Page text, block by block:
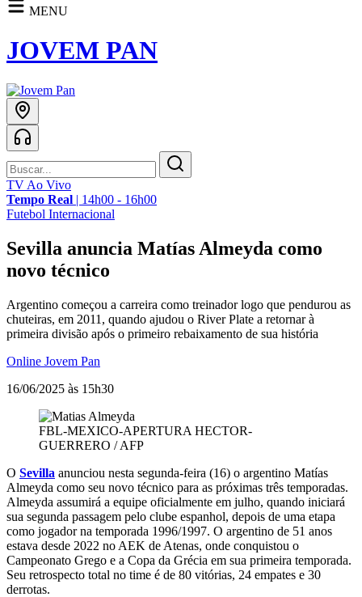
MENU
JOVEM PAN
TV Ao Vivo
Tempo Real | 14h00 - 16h00
Futebol Internacional
Sevilla anuncia Matías Almeyda como
novo técnico
Argentino começou a carreira como treinador logo que pendurou as
chuteiras, em 2011, quando ajudou o River Plate a retornar à
primeira divisão após o primeiro rebaixamento de sua história
Online Jovem Pan
16/06/2025 às 15h30
FBL-MEXICO-APERTURA HECTOR-
GUERRERO / AFP
O Sevilla anunciou nesta segunda-feira (16) o argentino Matías
Almeyda como seu novo técnico para as próximas três temporadas.
Almeyda assumirá a equipe oficialmente em julho, quando iniciará
sua segunda passagem pelo clube espanhol, depois de uma etapa
como jogador na temporada 1996/1997. O argentino de 51 anos
estava desde 2022 no AEK de Atenas, onde conquistou o
Campeonato Grego e a Copa da Grécia em sua primeira temporada.
Seu retrospecto total no time é de 80 vitórias, 24 empates e 30
derrotas.